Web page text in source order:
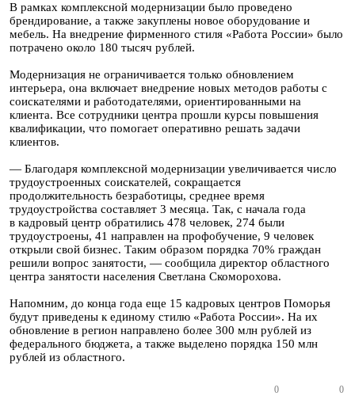
В рамках комплексной модернизации было проведено
брендирование, а также закуплены новое оборудование и
мебель. На внедрение фирменного стиля «Работа России» было
потрачено около 180 тысяч рублей.
Модернизация не ограничивается только обновлением
интерьера, она включает внедрение новых методов работы с
соискателями и работодателями, ориентированными на
клиента. Все сотрудники центра прошли курсы повышения
квалификации, что помогает оперативно решать задачи
клиентов.
— Благодаря комплексной модернизации увеличивается число
трудоустроенных соискателей, сокращается
продолжительность безработицы, среднее время
трудоустройства составляет 3 месяца. Так, с начала года
в кадровый центр обратились 478 человек, 274 были
трудоустроены, 41 направлен на профобучение, 9 человек
открыли свой бизнес. Таким образом порядка 70% граждан
решили вопрос занятости, — сообщила директор областного
центра занятости населения Светлана Скоморохова.
Напомним, до конца года еще 15 кадровых центров Поморья
будут приведены к единому стилю «Работа России». На их
обновление в регион направлено более 300 млн рублей из
федерального бюджета, а также выделено порядка 150 млн
рублей из областного.
0 0